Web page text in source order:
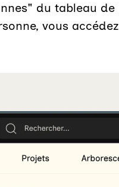
du tableau
vous